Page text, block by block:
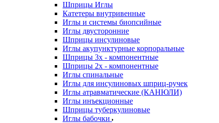
Шприцы Иглы
Катетеры внутривенные
Иглы и системы биопсийные
Иглы двусторонние
Шприцы инсулиновые
Иглы акупунктурные корпоральные
Шприцы 3х - компонентные
Шприцы 2х - компонентные
Иглы спинальные
Иглы для инсулиновых шприц-ручек
Иглы атравматические (КАНЮЛИ)
Иглы инъекционные
Шприцы туберкулиновые
Иглы бабочки